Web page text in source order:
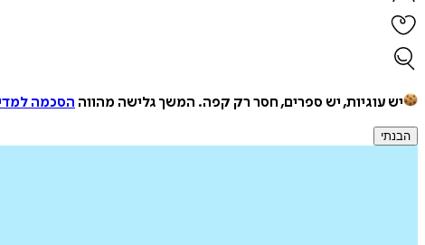
יש עוגיות, יש ספרים, חסר רק קפה. המשך גלישה מהווה הסכמה
הבנתי